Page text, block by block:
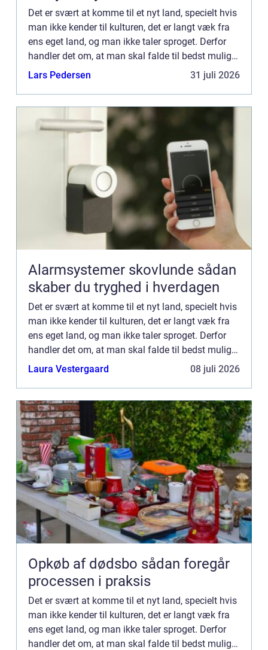
Det er svært at komme til et nyt land, specielt hvis
man ikke kender til kulturen, det er langt væk fra
ens eget land, og man ikke taler sproget. Derfor
handler det om, at man skal falde til bedst muligt.
Vi taler om – som du nok kunne gætte på...
Lars Pedersen 31 juli 2026
Alarmsystemer skovlunde sådan
skaber du tryghed i hverdagen
Det er svært at komme til et nyt land, specielt hvis
man ikke kender til kulturen, det er langt væk fra
ens eget land, og man ikke taler sproget. Derfor
handler det om, at man skal falde til bedst muligt.
Vi taler om – som du nok kunne gætte på...
Laura Vestergaard 08 juli 2026
Opkøb af dødsbo sådan foregår
processen i praksis
Det er svært at komme til et nyt land, specielt hvis
man ikke kender til kulturen, det er langt væk fra
ens eget land, og man ikke taler sproget. Derfor
handler det om, at man skal falde til bedst muligt.